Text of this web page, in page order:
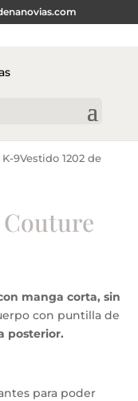
9Vestido 1202 de
Couture
manga corta, sin
con puntilla de
posterior.
para poder